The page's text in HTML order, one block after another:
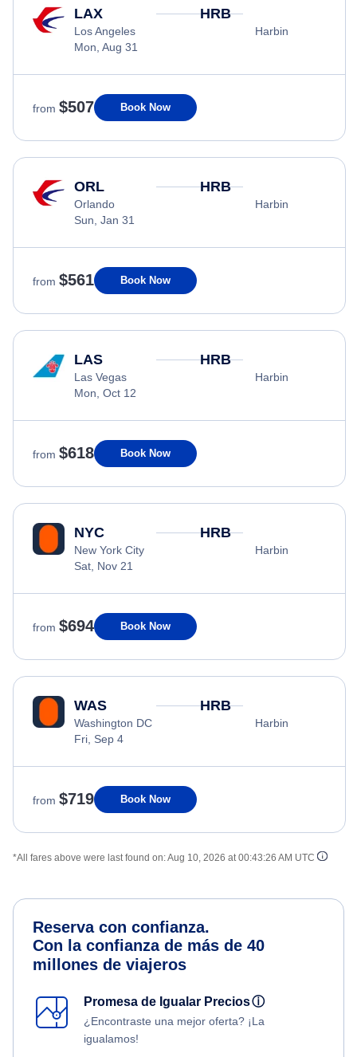
LAX
Los Angeles
Mon, Aug 31
HRB
Harbin
from $507 Book Now
ORL
Orlando
Sun, Jan 31
HRB
Harbin
from $561 Book Now
LAS
Las Vegas
Mon, Oct 12
HRB
Harbin
from $618 Book Now
NYC
New York City
Sat, Nov 21
HRB
Harbin
from $694 Book Now
WAS
Washington DC
Fri, Sep 4
HRB
Harbin
from $719 Book Now
*All fares above were last found on:Aug 10, 2026 at 00:43:26 AM UTC
Reserva con confianza.
Con la confianza de más de 40
millones de viajeros
Promesa de Igualar Preciosⓘ
¿Encontraste una mejor oferta? ¡La
igualamos!